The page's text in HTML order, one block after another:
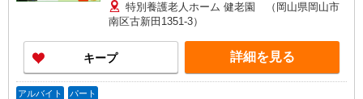
特別養護老人ホーム 健老園 （岡山県岡山市
南区古新田1351-3）
キープ 詳細を見る
アルバイト パート